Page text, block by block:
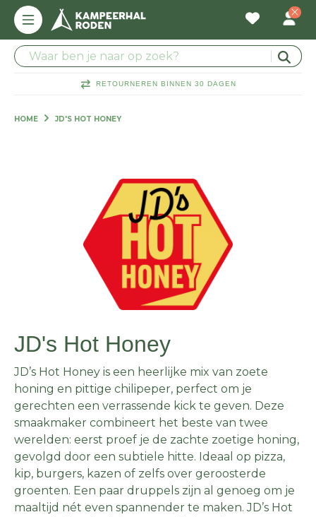
RETOURNEREN BINNEN 30 DAGEN
HOME JD'S HOT HONEY
JD's Hot Honey
JD’s Hot Honey is een heerlijke mix van zoete
honing en pittige chilipeper, perfect om je
gerechten een verrassende kick te geven. Deze
smaakmaker combineert het beste van twee
werelden: eerst proef je de zachte zoetige honing,
gevolgd door een subtiele hitte. Ideaal op pizza,
kip, burgers, kazen of zelfs over geroosterde
groenten. Een paar druppels zijn al genoeg om je
maaltijd nét even spannender te maken. JD’s Hot